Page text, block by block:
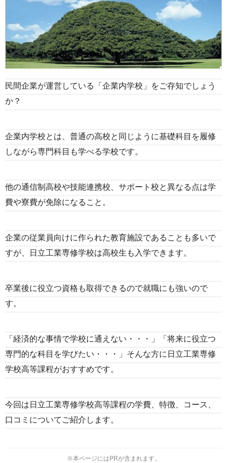
民間企業が運営している「企業内学校」をご存知でしょう
か？
企業内学校とは、普通の高校と同じように基礎科目を履修
しながら専門科目も学べる学校です。
他の通信制高校や技能連携校、サポート校と異なる点は学
費や寮費が免除になること。
企業の従業員向けに作られた教育施設であることも多いで
すが、日立工業専修学校は高校生も入学できます。
卒業後に役立つ資格も取得できるので就職にも強いので
す。
「経済的な事情で学校に通えない・・・」「将来に役立つ
専門的な科目を学びたい・・・」そんな方に日立工業専修
学校高等課程がおすすめです。
今回は日立工業専修学校高等課程の学費、特徴、コース、
口コミについてご紹介します。
※本ページにはPRが含まれます。